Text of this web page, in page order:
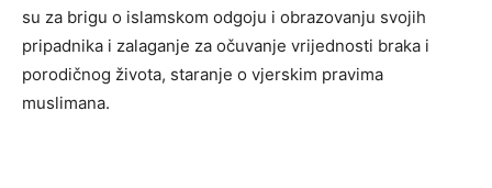
su za brigu o islamskom odgoju i obrazovanju svojih
pripadnika i zalaganje za očuvanje vrijednosti braka i
porodičnog života, staranje o vjerskim pravima
muslimana.